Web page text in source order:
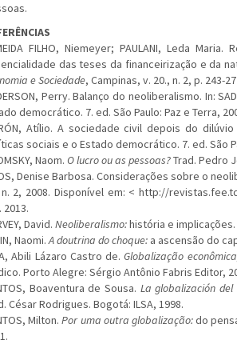
FILHO, Niemeyer; PAULANI, Leda
das teses da financeirização e da
e Sociedade, Campinas, v. 20., n. 2, p. 243-
Perry. Balanço do neoliberalismo. In:
democrático. 7. ed. São Paulo: Paz e Terra,
Atílio. A sociedade civil depois do dilúvio
sociais e o Estado democrático. 7. ed. São
Naom. O lucro ou as pessoas?Trad. Pedro
Denise Barbosa. Considerações sobre o
2, 2008. Disponível em: < http://
2013.
David. Neoliberalismo:história e implicações.
Naomi.A doutrina do choque: a ascensão do
Abili Lázaro Castro de.Globalização
Porto Alegre: Sérgio Antônio Fabris Editor,
Boaventura de Sousa. La globalización del
César Rodrigues. Bogotá: ILSA, 1998.
Milton.Por uma outra globalização:do